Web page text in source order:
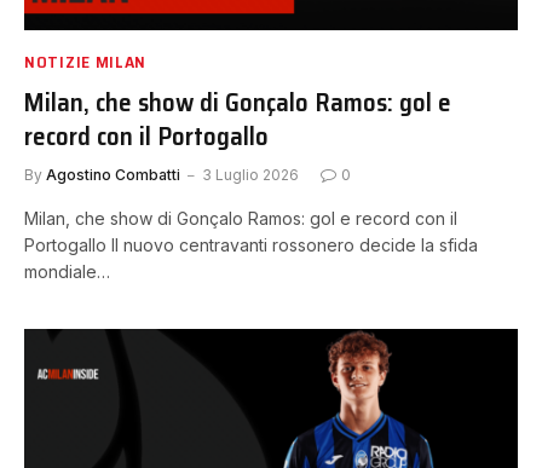
NOTIZIE MILAN
Milan, che show di Gonçalo Ramos: gol e
record con il Portogallo
By Agostino Combatti 3 Luglio 2026 0
Milan, che show di Gonçalo Ramos: gol e record con il
Portogallo Il nuovo centravanti rossonero decide la sfida
mondiale…